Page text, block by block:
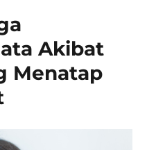
Akibat
Menatap